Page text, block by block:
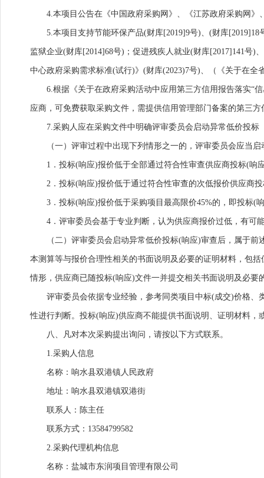
4.本项目公告在《中国政府采购网》、《江苏政府采购网
5.本项目支持节能环保产品(财库[2019]9号)、(财库
监狱企业(财库[2014]68号)；促进残疾人就业(财库[2017]141号
中心政府采购需求标准(试行)》(财库(2023)7号)、（《关于在
6.根据《关于在政府采购活动中应用第三方信用报告落实“
应商，可免费获取采购文件，需提供信用管理部门备案的第三
7.采购人应在采购文件中明确评审委员会启动异常低价投
（一）评审过程中出现下列情形之一的，评审委员会应当
1．投标(响应)报价低于全部通过符合性审查供应商投标(响
2．投标(响应)报价低于通过符合性审查的次低报价供应商
3．投标(响应)报价低于采购项目最高限价45%的，即投标(
4．评审委员会基于专业判断，认为供应商报价过低，有可
（二）评审委员会启动异常低价投标(响应)审查后，属于
本测算等与报价合理性相关的书面说明及必要的证明材料，包
情形，供应商已随投标(响应)文件一并提交相关书面说明及必要
评审委员会依据专业经验，参考同类项目中标(成交)价格
性进行判断。投标(响应)供应商不能提供书面说明、证明材料
八、凡对本次采购提出询问，请按以下方式联系。
1.采购人信息
名称：响水县双港镇人民政府
地址：响水县双港镇双港街
联系人：陈主任
联系方式：13584799582
2.采购代理机构信息
名称：盐城市东润项目管理有限公司